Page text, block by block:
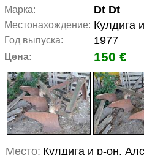
Марка: Dt Dt
Местонахождение: Кулдига
Год выпуска: 1977
Цена: 150 €
Место: Кулдига и р-он,